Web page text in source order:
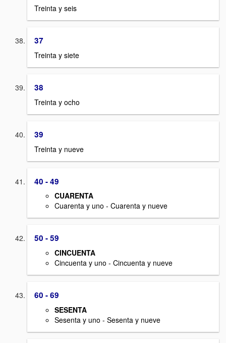
Treinta y seis
37
Treinta y siete
38
Treinta y ocho
39
Treinta y nueve
40 - 49
CUARENTA
Cuarenta y uno - Cuarenta y nueve
50 - 59
CINCUENTA
Cincuenta y uno - Cincuenta y nueve
60 - 69
SESENTA
Sesenta y uno - Sesenta y nueve